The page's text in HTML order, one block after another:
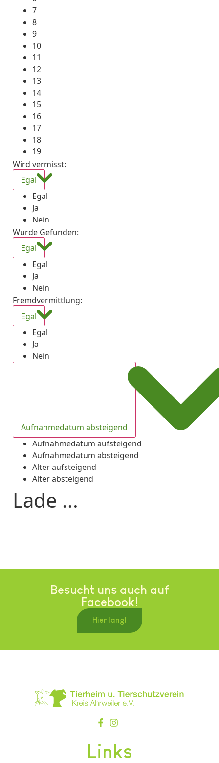
7
8
9
10
11
12
13
14
15
16
17
18
19
Wird vermisst:
Egal
Egal
Ja
Nein
Wurde Gefunden:
Egal
Egal
Ja
Nein
Fremdvermittlung:
Egal
Egal
Ja
Nein
Aufnahmedatum absteigend
Aufnahmedatum aufsteigend
Aufnahmedatum absteigend
Alter aufsteigend
Alter absteigend
Lade ...
Besucht uns auch auf
Facebook!
Hier lang!
Links